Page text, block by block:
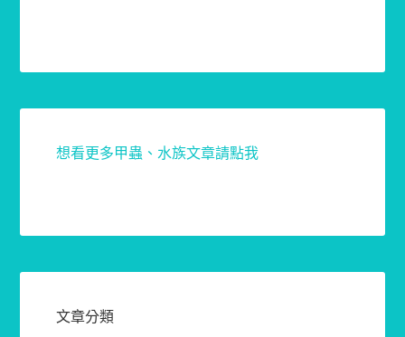
想看更多甲蟲、水族文章請點我
文章分類